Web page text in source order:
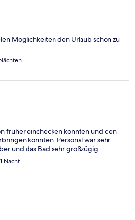
Möglichkeiten den Urlaub schön zu
früher einchecken konnten und den
konnten. Personal war sehr
und das Bad sehr großzügig.
Nacht